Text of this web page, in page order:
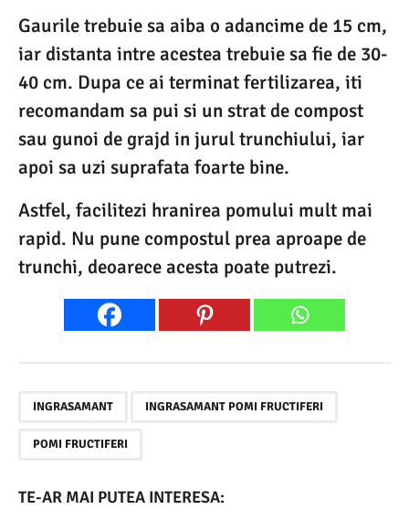
Gaurile trebuie sa aiba o adancime de 15 cm,
iar distanta intre acestea trebuie sa fie de 30-
40 cm. Dupa ce ai terminat fertilizarea, iti
recomandam sa pui si un strat de compost
sau gunoi de grajd in jurul trunchiului, iar
apoi sa uzi suprafata foarte bine.
Astfel, facilitezi hranirea pomului mult mai
rapid. Nu pune compostul prea aproape de
trunchi, deoarece acesta poate putrezi.
INGRASAMANT INGRASAMANT POMI FRUCTIFERI
POMI FRUCTIFERI
TE-AR MAI PUTEA INTERESA: